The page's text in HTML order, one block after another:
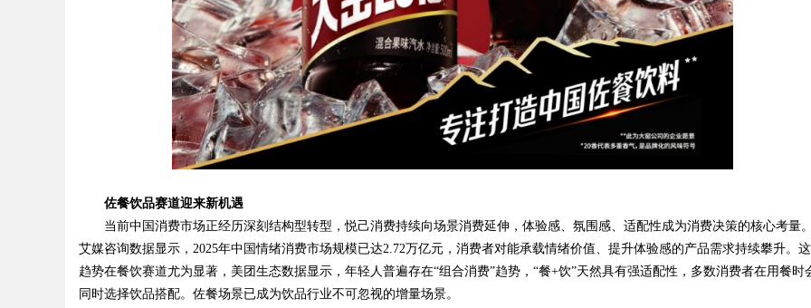
佐餐饮品赛道迎来新机遇
当前中国消费市场正经历深刻结构型转型，悦己消费持续向场景消费延伸，体验感、氛围感、适配性成为消费决策的核心考量
艾媒咨询数据显示，2025年中国情绪消费市场规模已达2.72万亿元，消费者对能承载情绪价值、提升体验感的产品需求持续攀升。
趋势在餐饮赛道尤为显著，美团生态数据显示，年轻人普遍存在“组合消费”趋势，“餐+饮”天然具有强适配性，多数消费者在用餐时
同时选择饮品搭配。佐餐场景已成为饮品行业不可忽视的增量场景。